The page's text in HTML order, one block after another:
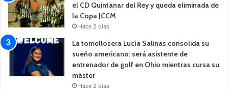
el CD Quintanar del Rey y queda eliminada de
la Copa JCCM
Hace 2 días
La tomellosera Lucía Salinas consolida su
sueño americano: será asistente de
entrenador de golf en Ohio mientras cursa su
máster
Hace 2 días